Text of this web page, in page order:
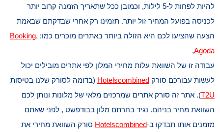
להיות לפחות ל-5 לילות, וכמובן ככל שתאריך הזמנה קרוב יותר
לכניסה בפועל המחיר זול יותר. תזמינו רק אחרי שבדקתם שבאמת
הצעה שהציעו לכם היא הזולה ביותר באתרים מוכרים כמו: Booking,
Agoda
,
עבודה זו של השוואת עלות מחירי המלון לפי אתרים מובילים יכול
לעשות עבורכם סורקHotelscombined (בדומה לסורק שלנו בטיסות
T2U). אתר זה סורק אתרים שמרכזים מלאי של מלונות ונותן לכם
השוואת מחיר בניהם. נגיד בחרתם מלון בבודפשט , לפני שאתם
מזמנים אותו תבדקו ב-Hotelscombined סורק השוואת מחירי את